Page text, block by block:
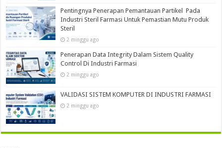
Pentingnya Penerapan Pemantauan Partikel Pada
Industri Steril Farmasi Untuk Pemastian Mutu Produk
Steril
2 minggu ago
Penerapan Data Integrity Dalam Sistem Quality
Control Di Industri Farmasi
2 minggu ago
VALIDASI SISTEM KOMPUTER DI INDUSTRI FARMASI
2 minggu ago